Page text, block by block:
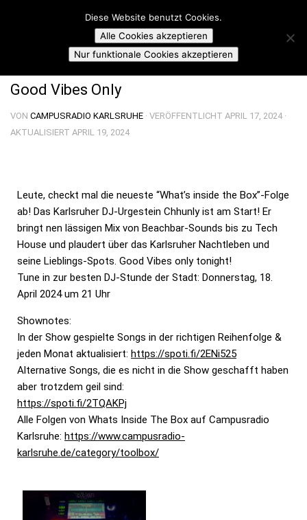
Skip to content
Campusradio Karlsruhe
TOOLBOX: WHAT'S INSIDE THE BOX
Good Vibes Only
VON CAMPUSRADIO KARLSRUHE · VERÖFFENTLICHT APRIL 17, 2024·
AKTUALISIERT APRIL 19, 2024
Leute, checkt mal die neueste “What’s inside the Box”-Folge
ab! Das Karlsruher DJ-Urgestein Chhunly ist am Start! Er
bringt nen lässigen Mix von Beachbar-Sounds bis zu Tech
House und plaudert über das Karlsruher Nachtleben und
seine Lieblings-Spots. Good Vibes only tonight!
Tune in zur besten DJ-Stunde der Stadt: Donnerstag, 18.
April 2024 um 21 Uhr
Shownotes:
In der Show gespielte Songs in der richtigen Reihenfolge &
jeden Monat aktualisiert: https://spoti.fi/2ENi525
Alternative Songs, die es nicht in die Show geschafft haben
aber trotzdem geil sind:
https://spoti.fi/2TQAKPj
Alle Folgen von Whats Inside The Box auf Campusradio
Karlsruhe: https://www.campusradio-
karlsruhe.de/category/toolbox/
Diese Website benutzt Cookies.
Alle Cookies akzeptieren
Nur funktionale Cookies akzeptieren